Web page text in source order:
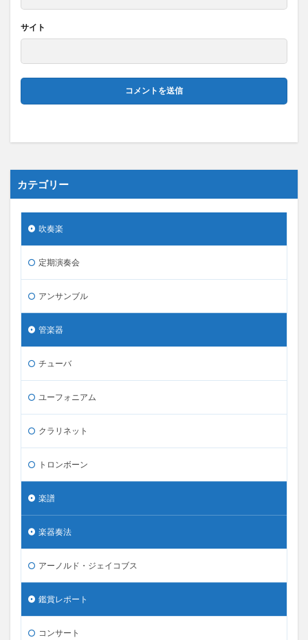
サイト
カテゴリー
吹奏楽
定期演奏会
アンサンブル
管楽器
チューバ
ユーフォニアム
クラリネット
トロンボーン
楽譜
楽器奏法
アーノルド・ジェイコブス
鑑賞レポート
コンサート